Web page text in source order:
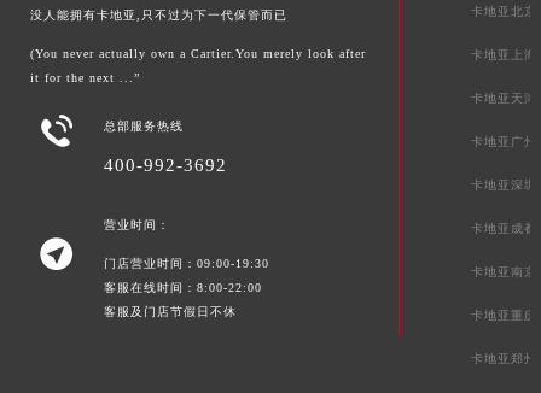
没人能拥有卡地亚,只不过为下一代保管而已
(You never actually own a Cartier.You merely look after
it for the next ...”
 总部服务热线
400-992-3692

营业时间：
门店营业时间：09:00-19:30
客服在线时间：8:00-22:00
客服及门店节假日不休
卡地亚北京
卡地亚上海
卡地亚天津
卡地亚广州
卡地亚深圳
卡地亚成都
卡地亚南京
卡地亚重庆
卡地亚郑州